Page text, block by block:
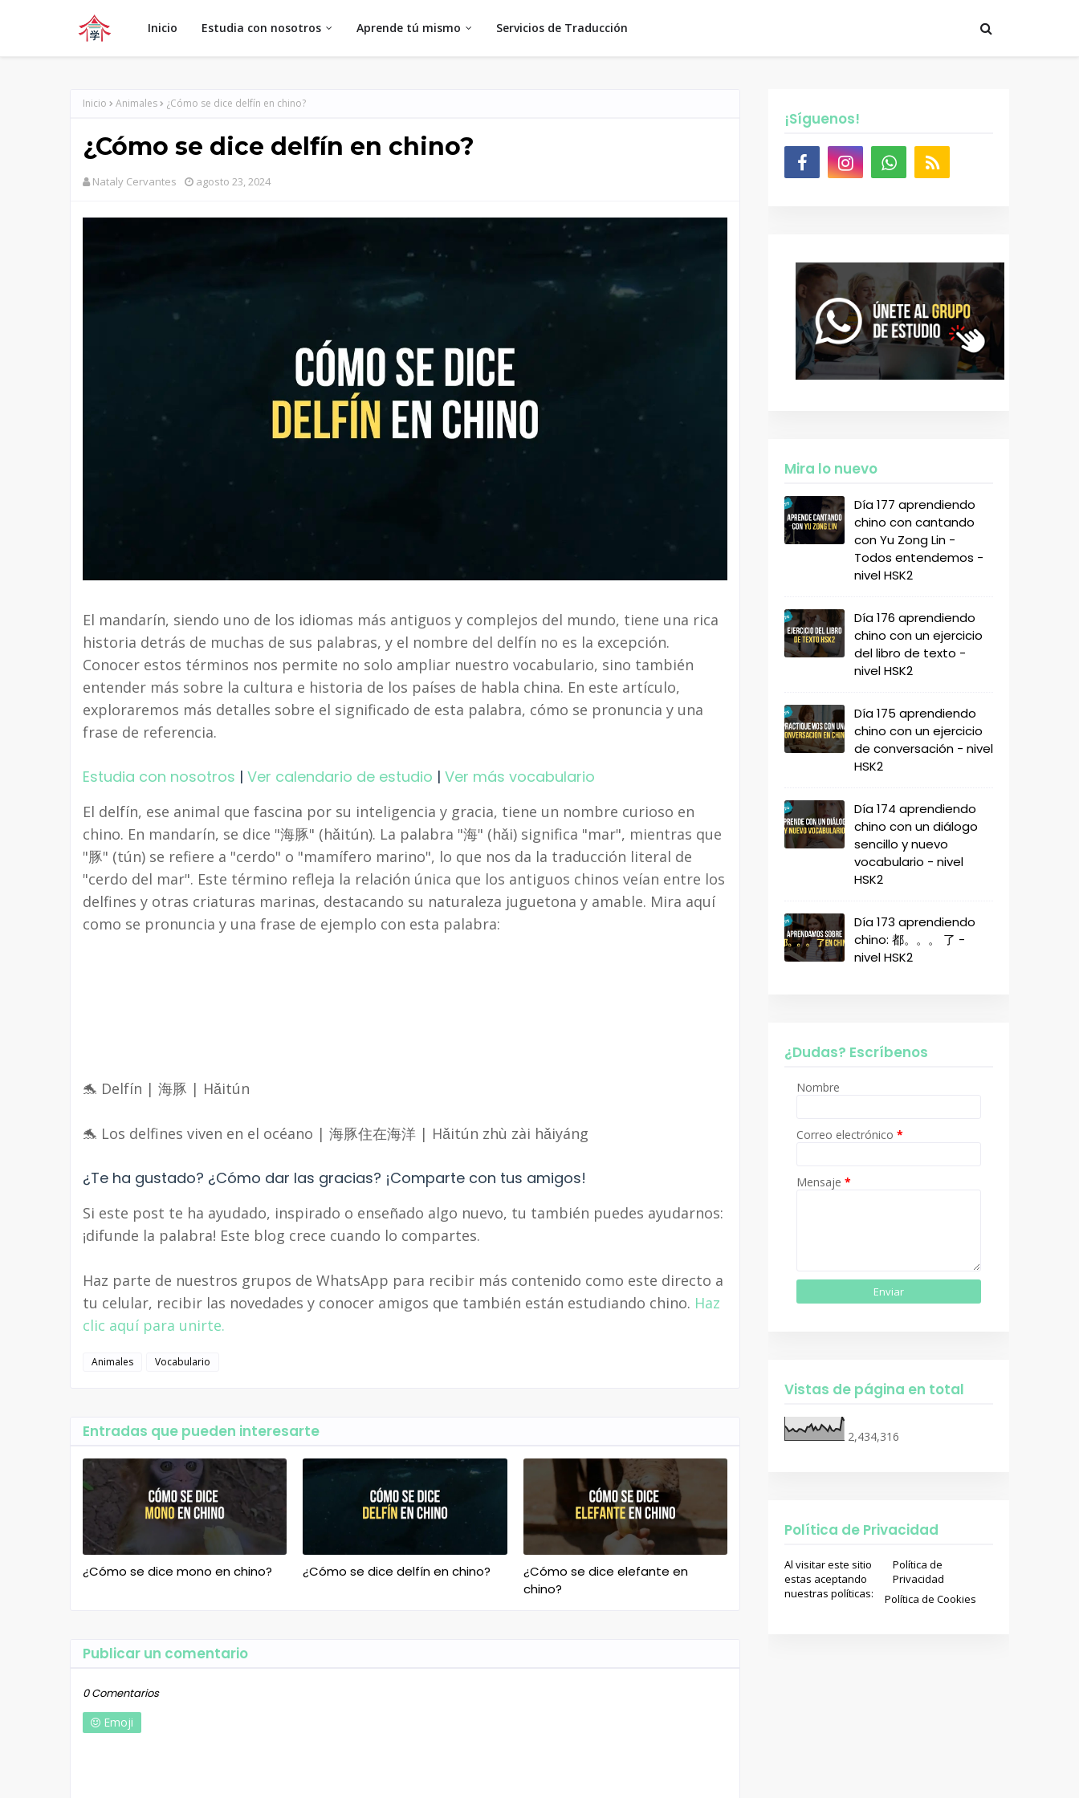
Inicio Estudia con nosotros Aprende tú mismo Servicios de Traducción
Inicio Animales ¿Cómo se dice delfín en chino?
¿Cómo se dice delfín en chino?
Nataly Cervantes agosto 23, 2024
El mandarín, siendo uno de los idiomas más antiguos y complejos del mundo, tiene una rica
historia detrás de muchas de sus palabras, y el nombre del delfín no es la excepción.
Conocer estos términos nos permite no solo ampliar nuestro vocabulario, sino también
entender más sobre la cultura e historia de los países de habla china. En este artículo,
exploraremos más detalles sobre el significado de esta palabra, cómo se pronuncia y una
frase de referencia.
Estudia con nosotros | Ver calendario de estudio | Ver más vocabulario
El delfín, ese animal que fascina por su inteligencia y gracia, tiene un nombre curioso en
chino. En mandarín, se dice "海豚" (hǎitún). La palabra "海" (hǎi) significa "mar", mientras que
"豚" (tún) se refiere a "cerdo" o "mamífero marino", lo que nos da la traducción literal de
"cerdo del mar". Este término refleja la relación única que los antiguos chinos veían entre los
delfines y otras criaturas marinas, destacando su naturaleza juguetona y amable. Mira aquí
como se pronuncia y una frase de ejemplo con esta palabra:
🐬 Delfín | 海豚 | Hǎitún
🐬 Los delfines viven en el océano | 海豚住在海洋 | Hǎitún zhù zài hǎiyáng
¿Te ha gustado? ¿Cómo dar las gracias? ¡Comparte con tus amigos!
Si este post te ha ayudado, inspirado o enseñado algo nuevo, tu también puedes ayudarnos:
¡difunde la palabra! Este blog crece cuando lo compartes.
Haz parte de nuestros grupos de WhatsApp para recibir más contenido como este directo a
tu celular, recibir las novedades y conocer amigos que también están estudiando chino. Haz
clic aquí para unirte.
Animales Vocabulario
Entradas que pueden interesarte
¿Cómo se dice mono en chino? ¿Cómo se dice delfín en chino?
¿Cómo se dice elefante en
chino?
Publicar un comentario
0 Comentarios
Emoji
¡Síguenos!
Mira lo nuevo
Día 177 aprendiendo
chino con cantando
con Yu Zong Lin -
Todos entendemos -
nivel HSK2
Día 176 aprendiendo
chino con un ejercicio
del libro de texto -
nivel HSK2
Día 175 aprendiendo
chino con un ejercicio
de conversación - nivel
HSK2
Día 174 aprendiendo
chino con un diálogo
sencillo y nuevo
vocabulario - nivel
HSK2
Día 173 aprendiendo
chino: 都。。。 了 -
nivel HSK2
¿Dudas? Escríbenos
Nombre
Correo electrónico *
Mensaje *
Vistas de página en total
2,434,316
Política de Privacidad
Al visitar este sitio
estas aceptando
nuestras políticas:
Política de
Privacidad
Política de Cookies